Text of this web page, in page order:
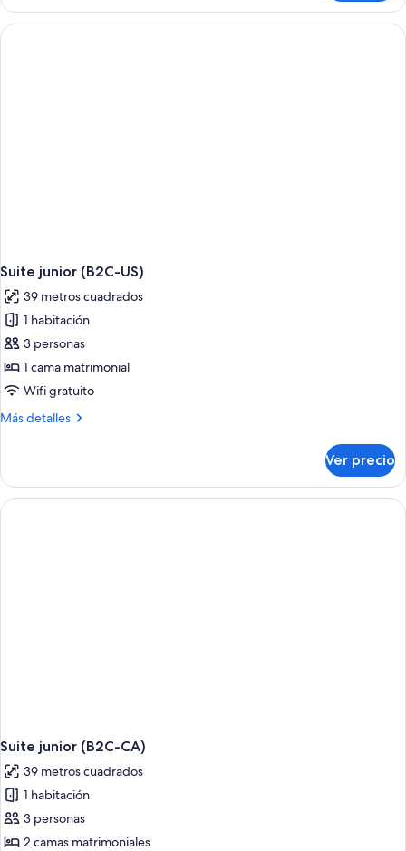
Junior
Suite junior (B2C-US)
39 metros cuadrados
1 habitación
3 personas
1 cama matrimonial
Wifi gratuito
Más detalles
Más
junior
(B2C-
US)
Ver precio
Suite junior (B2C-CA)
39 metros cuadrados
1 habitación
3 personas
2 camas matrimoniales